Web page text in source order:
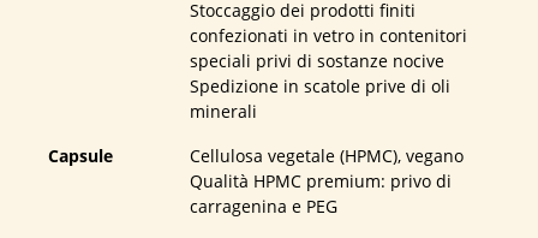
Stoccaggio dei prodotti finiti
confezionati in vetro in contenitori
speciali privi di sostanze nocive
Spedizione in scatole prive di oli
minerali
Capsule
Cellulosa vegetale (HPMC), vegano
Qualità HPMC premium: privo di
carragenina e PEG